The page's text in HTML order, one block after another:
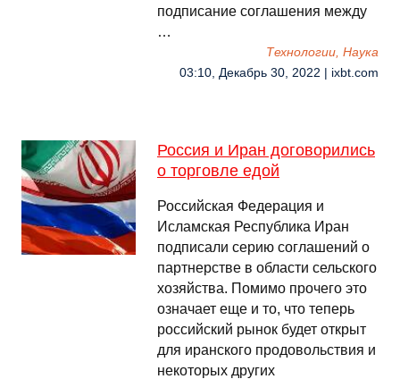
подписание соглашения между
…
Технологии, Наука
03:10, Декабрь 30, 2022 | ixbt.com
Россия и Иран договорились
о торговле едой
Российская Федерация и
Исламская Республика Иран
подписали серию соглашений о
партнерстве в области сельского
хозяйства. Помимо прочего это
означает еще и то, что теперь
российский рынок будет открыт
для иранского продовольствия и
некоторых других